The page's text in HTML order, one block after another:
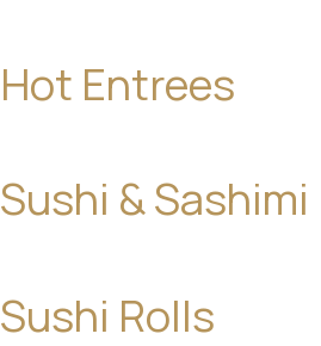
Hot Entrees
Sushi & Sashimi
Sushi Rolls